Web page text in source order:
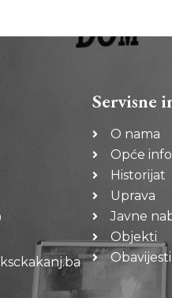
Servisne
O nama
Opće
Historijat
Uprava
Javne
Objekti
Obavijesti